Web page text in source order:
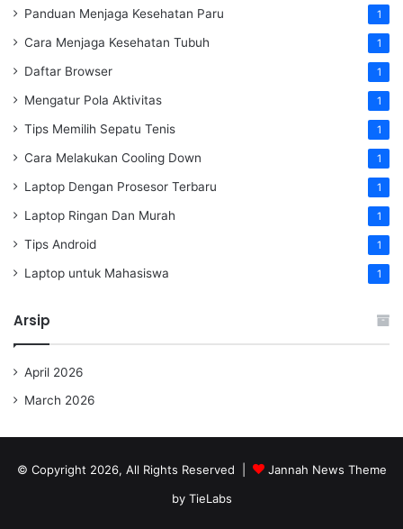
Panduan Menjaga Kesehatan Paru 1
Cara Menjaga Kesehatan Tubuh 1
Daftar Browser 1
Mengatur Pola Aktivitas 1
Tips Memilih Sepatu Tenis 1
Cara Melakukan Cooling Down 1
Laptop Dengan Prosesor Terbaru 1
Laptop Ringan Dan Murah 1
Tips Android 1
Laptop untuk Mahasiswa 1
Arsip
April 2026
March 2026
© Copyright 2026, All Rights Reserved |
Jannah News Theme
by TieLabs